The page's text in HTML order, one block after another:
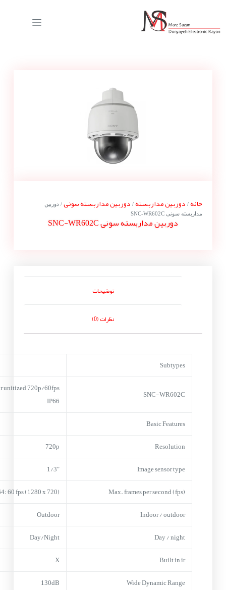
خانه/ دوربین مداربسته/ دوربین مداربسته سونی/ دوربین
مداربسته سونی SNC-WR602C
دوربین مداربسته سونی SNC-WR602C
توضیحات
نظرات (0)
Subtypes
SNC-WR602C
unitized 720p/60fps
IP66
Basic Features
Resolution
720p
Image sensor type
1/3″
Max. frames per second (fps)
60 fps (1280 x 720)
Indoor / outdoor
Outdoor
Day / night
Day/Night
Built in ir
X
Wide Dynamic Range
130dB